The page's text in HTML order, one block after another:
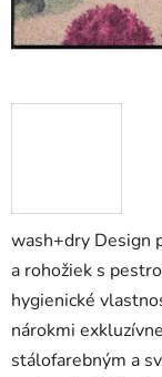
wash+dry Design
a rohožiek s
hygienické
nárokmi
stálofarebným a